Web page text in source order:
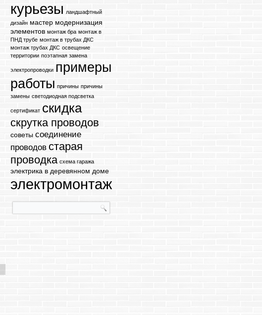
курьезы ландшафтный
дизайн мастер модернизация
элементов монтаж бра монтаж в
ПНД трубе монтаж в трубах ДКС
монтаж трубах ДКС освещение
территории поэтапная замена
электропроводки примеры
работы причины причины
замены светодиодная подсветка
сертификат скидка
скрутка проводов
советы соединение
проводов старая
проводка схема гаража
электрика в деревянном доме
электромонтаж